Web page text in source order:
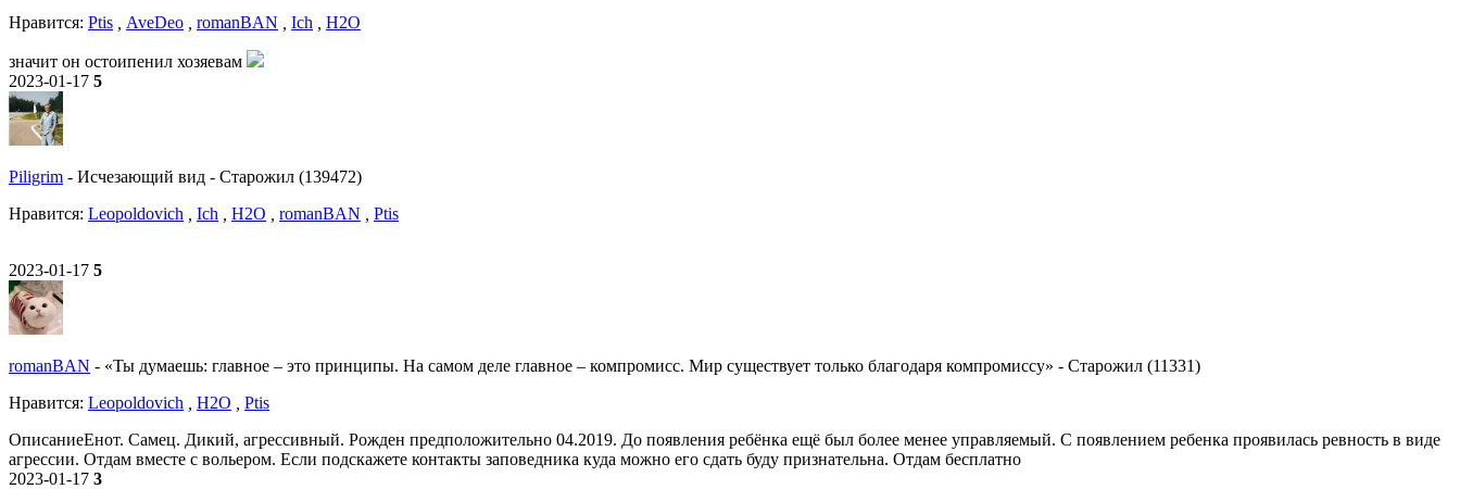
Нравитcя: Ptis AveDeo romanBAN Ich H2O
значит он остоипенил хозяевам
2023-01-17 5
Piligrim - Исчезающий вид - Старожил (139472)
Нравитcя: Leopoldovich Ich H2O romanBAN Ptis
2023-01-17 5
romanBAN - «Ты думаешь: главное – это принципы. На самом деле главное – компромисс. Мир существует только благодаря компромиссу» - Старожил (11331)
Нравитcя: Leopoldovich H2O
Ptis
ОписаниеЕнот. Самец. Дикий, агрессивный. Рожден предположительно 04.2019. До появления ребёнка ещё был более менее управляемый. С появлением ребенка проявилась ревность в виде
агрессии. Отдам вместе с вольером. Если подскажете контакты заповедника куда можно его сдать буду признательна. Отдам бесплатно
2023-01-17 3